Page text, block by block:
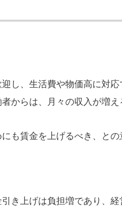
し、生活費や物価高に対応
からは、月々の収入が増
も賃金を上げるべき、との
き上げは負担増であり、経